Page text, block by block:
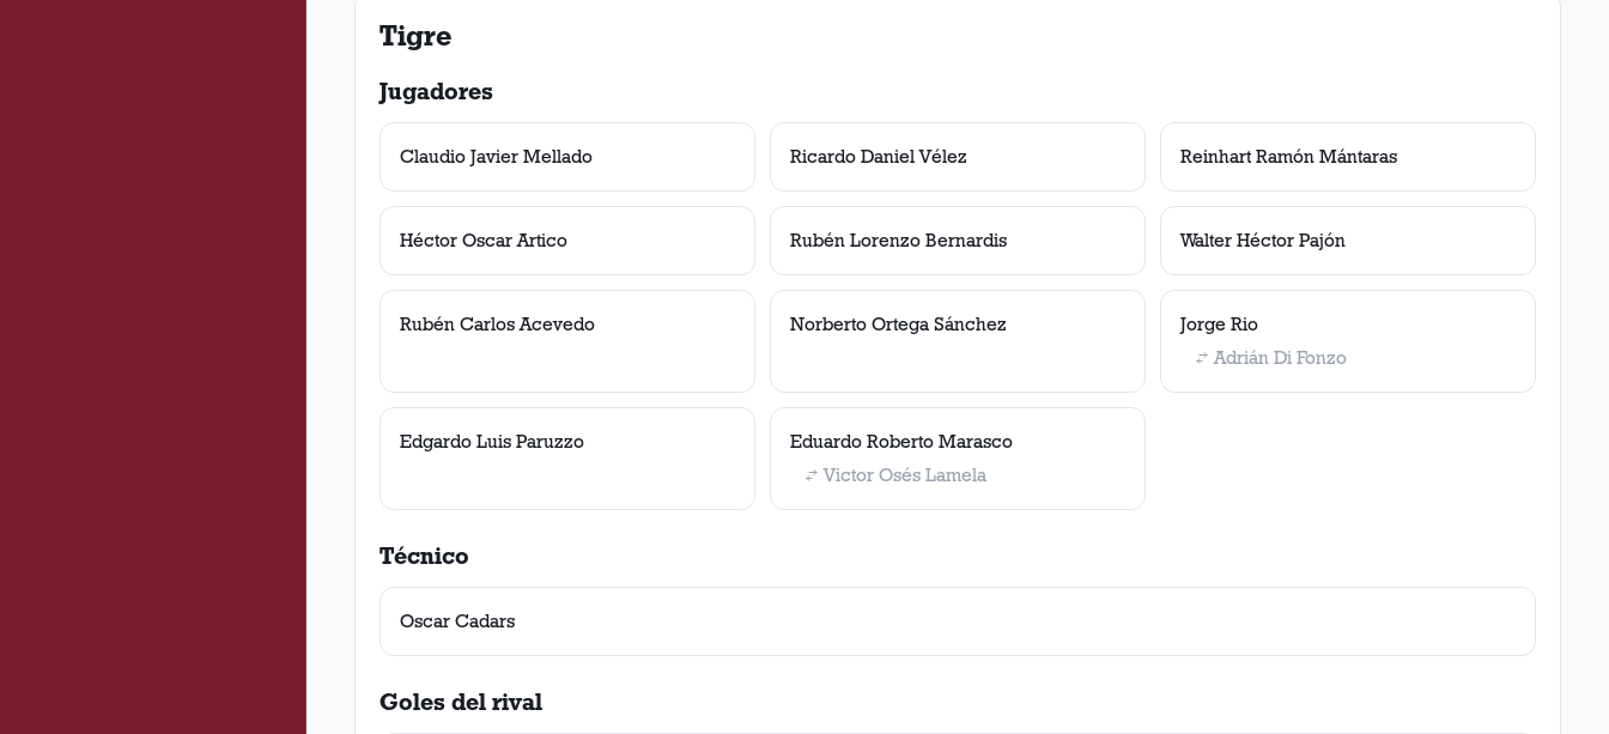
Tigre
Jugadores
Claudio Javier Mellado Ricardo Daniel Vélez Reinhart Ramón Mántaras
Héctor Oscar Artico Rubén Lorenzo Bernardis Walter Héctor Pajón
Rubén Carlos Acevedo Norberto Ortega Sánchez
Jorge Rio
Adrián Di Fonzo
Edgardo Luis Paruzzo
Eduardo Roberto Marasco
Victor Osés Lamela
Técnico
Oscar Cadars
Goles del rival